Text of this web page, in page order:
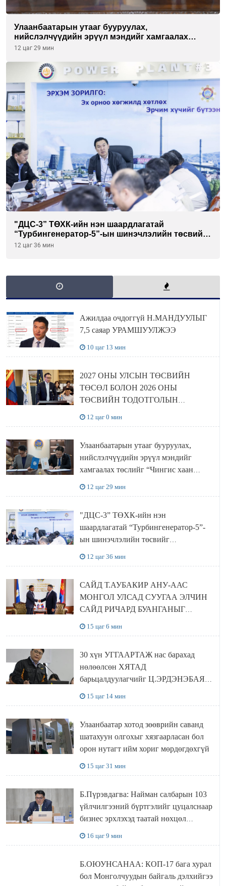
Улаанбаатарын утааг бууруулах,
нийслэлчүүдийн эрүүл мэндийг хамгаалах
төслийг “Чингис хаан баялгийн сан нэгдэл” ХХК-
12 цаг 29 мин
"ДЦС-3” ТӨХК-ийн нэн шаардлагатай
“Турбингенератор-5”-ын шинэчлэлийн төсвийг
шийдвэрлэхээр болов
12 цаг 36 мин
Ажилдаа очдоггүй Н.МАНДУУЛЫГ
7,5 саяар УРАМШУУЛЖЭЭ
10 цаг 13 мин
2027 ОНЫ УЛСЫН ТӨСВИЙН
ТӨСӨЛ БОЛОН 2026 ОНЫ
ТӨСВИЙН ТОДОТГОЛЫН
12 цаг 0 мин
Улаанбаатарын утааг бууруулах,
нийслэлчүүдийн эрүүл мэндийг
хамгаалах төслийг “Чингис хаан
12 цаг 29 мин
"ДЦС-3” ТӨХК-ийн нэн
шаардлагатай “Турбингенератор-5”-
ын шинэчлэлийн төсвийг
12 цаг 36 мин
САЙД Т.АУБАКИР АНУ-ААС
МОНГОЛ УЛСАД СУУГАА ЭЛЧИН
САЙД РИЧАРД БУАНГАНЫГ
15 цаг 6 мин
30 хүн УГГААРТАЖ нас барахад
нөлөөлсөн ХЯТАД
барьцалдуулагчийг Ц.ЭРДЭНЭБАЯР
15 цаг 14 мин
Улаанбаатар хотод зөөврийн саванд
шатахуун олгохыг хязгаарласан бол
орон нутагт ийм хориг мөрдөгдөхгүй
15 цаг 31 мин
Б.Пүрэвдагва: Найман салбарын 103
үйлчилгээний бүртгэлийг цуцалснаар
бизнес эрхлэхэд таатай нөхцөл
16 цаг 9 мин
Б.ОЮУНСАНАА: КОП-17 бага хурал
бол Монголчуудын байгаль дэлхийгээ